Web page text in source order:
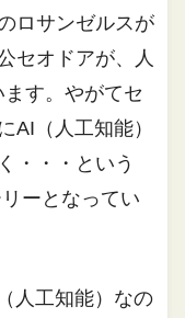
ロサンゼルスが
セオドアが、人
す。やがてセ
AI（人工知能）
・・・という
ーとなってい
人工知能）なの